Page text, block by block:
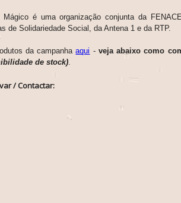
Mágico é uma organização conjunta da
de Solidariedade Social, da Antena 1 e da RTP.
da campanhaaqui -veja abaixo como
de stock)
/ Contactar: